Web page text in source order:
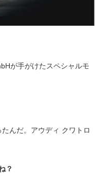
が手がけたスペシャルモ
んだ。アウディ クワトロ
？